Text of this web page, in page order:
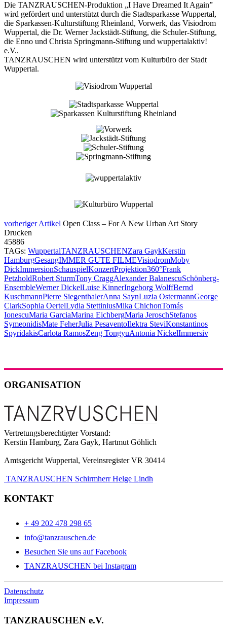
Die TANZRAUSCHEN-Produktion „I Have Dreamed It Again”
wird gefördert und unterstützt durch die Stadtsparkasse Wuppertal,
die Sparkassen-Kulturstiftung Rheinland, Vorwerk, das Visiodrom
Wuppertal, die Dr. Werner Jackstädt-Stiftung, die Schuler-Stiftung,
die Enno und Christa Springmann-Stiftung und wuppertalaktiv!
e.V..
TANZRAUSCHEN wird unterstützt vom Kulturbüro der Stadt
Wuppertal.
vorheriger Artikel Open Class – For A New Urban Art Story
Drucken
45886
TAGs: WuppertalTANZRAUSCHENZara GaykKerstin
HamburgGesangIMMER GUTE FILMEVisiodromMoby
DickImmersionSchauspielKonzertProjektion360°Frank
PetzholdRobert SturmTony CraggAlexander BalanescuSchönberg-
EnsembleWerner DickelLuise KinnerIngeborg WolffBernd
KuschmannPierre SiegenthalerAnna SaynLuzia OstermannGeorge
ClarkSophia OertelLydia StettiniusMika ChichonTomás
IonescuMaria GarciaMarina EichbergMaria JeroschStefanos
SymeonidisMate FeherJulia PesaventoIlektra SteviKonstantinos
SpyridakisCarlota RamosZeng TongyuAntonia NickelImmersiv
ORGANISATION
Vertretungsberechtigter Vorstand:
Kerstin Hamburg, Zara Gayk, Hartmut Göhlich
Amtsgericht Wuppertal, Vereinsregister VR 30414
TANZRAUSCHEN Schirmherr Helge Lindh
KONTAKT
+ 49 202 478 298 65
info@tanzrauschen.de
Besuchen Sie uns auf Facebook
TANZRAUSCHEN bei Instagram
Datenschutz
Impressum
TANZRAUSCHEN e.V.